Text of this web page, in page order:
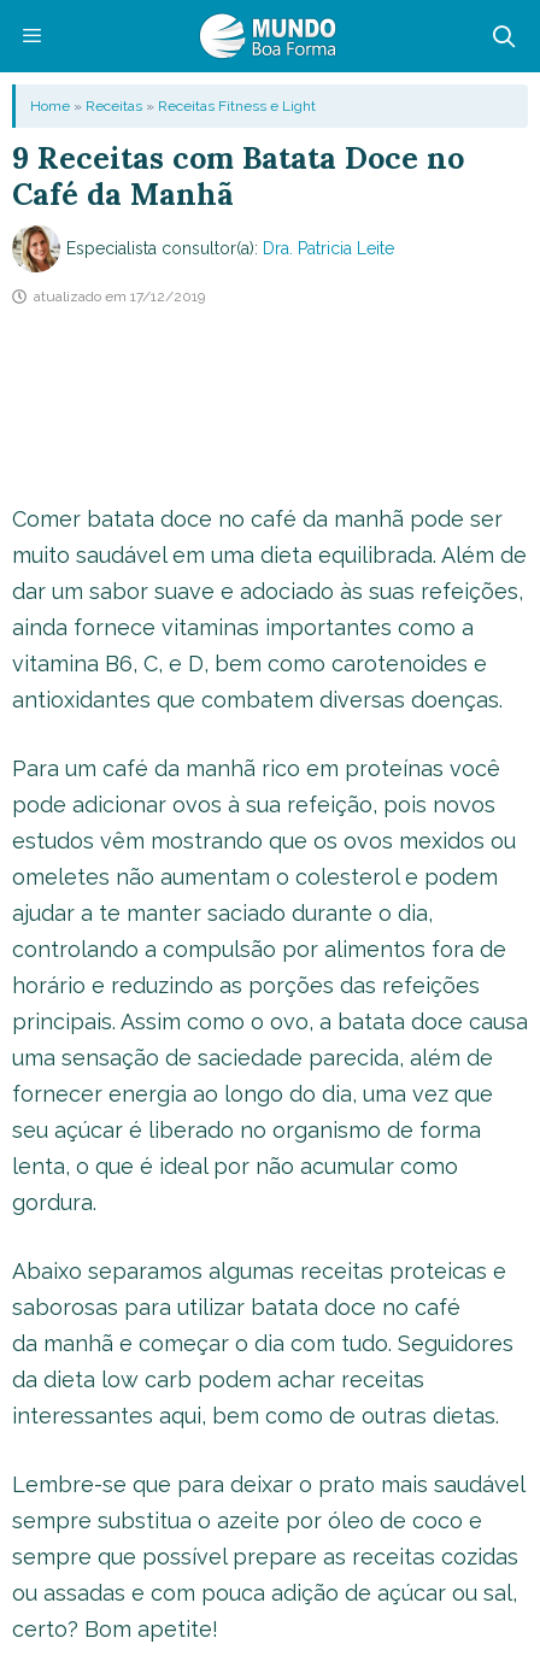
conteúdo
Menu
Home » Receitas » Receitas Fitness e Light
9 Receitas com Batata Doce no
Café da Manhã
Especialista consultor(a): Dra. Patricia Leite
atualizado em 17/12/2019
Comer batata doce no café da manhã pode ser
muito saudável em uma dieta equilibrada. Além de
dar um sabor suave e adociado às suas refeições,
ainda fornece vitaminas importantes como a
vitamina B6, C, e D, bem como carotenoides e
antioxidantes que combatem diversas doenças.
Para um café da manhã rico em proteínas você
pode adicionar ovos à sua refeição, pois novos
estudos vêm mostrando que os ovos mexidos ou
omeletes não aumentam o colesterol e podem
ajudar a te manter saciado durante o dia,
controlando a compulsão por alimentos fora de
horário e reduzindo as porções das refeições
principais. Assim como o ovo, a batata doce causa
uma sensação de saciedade parecida, além de
fornecer energia ao longo do dia, uma vez que
seu açúcar é liberado no organismo de forma
lenta, o que é ideal por não acumular como
gordura.
Abaixo separamos algumas receitas proteicas e
saborosas para utilizar batata doce no café
da manhã e começar o dia com tudo. Seguidores
da dieta low carb podem achar receitas
interessantes aqui, bem como de outras dietas.
Lembre-se que para deixar o prato mais saudável
sempre substitua o azeite por óleo de coco e
sempre que possível prepare as receitas cozidas
ou assadas e com pouca adição de açúcar ou sal,
certo? Bom apetite!